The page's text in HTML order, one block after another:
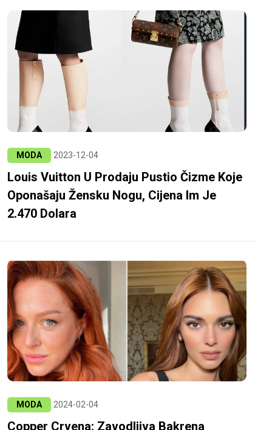
MODA 2023-12-04
Louis Vuitton U Prodaju Pustio Čizme Koje
Oponašaju Žensku Nogu, Cijena Im Je
2.470 Dolara
MODA 2024-02-04
Copper Crvena: Zavodljiva Bakrena